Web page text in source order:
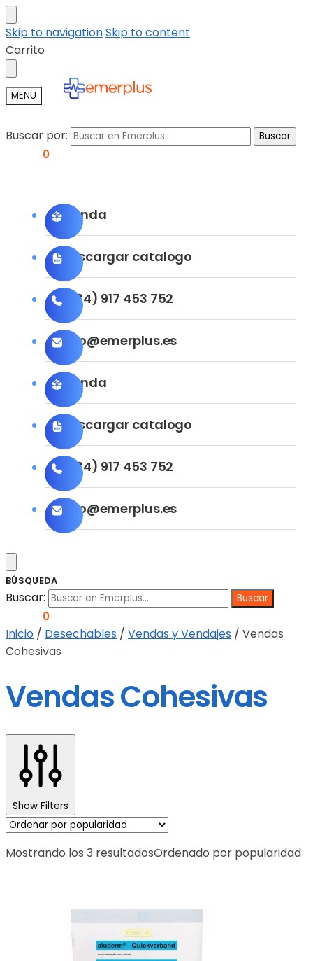
Skip to navigationSkip to content
Carrito
MENU
Buscar por: Buscar
0
Tienda
Descargar catalogo
(+34) 917 453 752
info@emerplus.es
Tienda
Descargar catalogo
(+34) 917 453 752
info@emerplus.es
BÚSQUEDA
Buscar:
0
Inicio / Desechables / Vendas y Vendajes / Vendas
Cohesivas
Vendas Cohesivas
Show Filters
Mostrando los 3 resultadosOrdenado por popularidad